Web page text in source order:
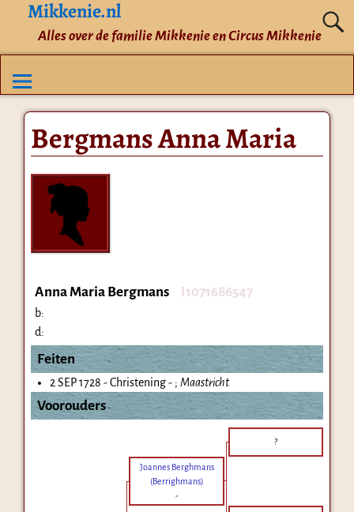
Mikkenie.nl
Alles over de familie Mikkenie en Circus Mikkenie
Bergmans Anna Maria
Anna Maria Bergmans I1071686547
b:
d:
Feiten
2 SEP 1728 - Christening - ; Maastricht
Voorouders
?
Joannes Berghmans
(Berrighmans)
-